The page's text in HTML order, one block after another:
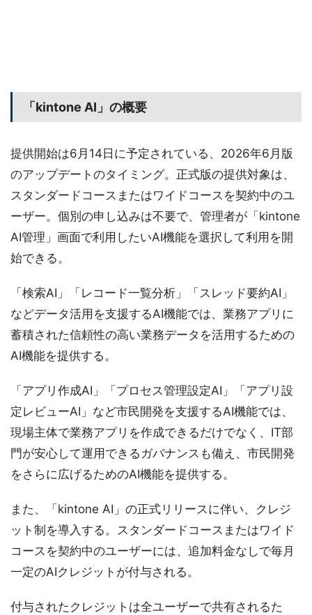
「kintone AI」の概要
提供開始は6月14日に予定されている、2026年6月版
のアップデートのタイミング。正式版の提供対象は、
スタンダードコースまたはワイドコースを契約中のユ
ーザー。個別の申し込みは不要で、管理者が「kintone
AI管理」画面で利用したいAI機能を選択して利用を開
始できる。
「検索AI」「レコード一覧分析」「スレッド要約AI」
などデータ活用を支援するAI機能では、業務アプリに
蓄積された信頼性の高い業務データを活用するための
AI機能を提供する。
「アプリ作成AI」「プロセス管理設定AI」「アプリ設
定レビューAI」など市民開発を支援するAI機能では、
現場主体で業務アプリを作成できるだけでなく、IT部
門が安心して運用できるガバナンスも備え、市民開発
をさらに広げるためのAI機能を提供する。
また、「kintone AI」の正式リリースに伴い、クレジ
ット制を導入する。スタンダードコースまたはワイド
コースを契約中のユーザーには、追加料金なしで毎月
一定のAIクレジットが付与される。
付与されたクレジットは全ユーザーで共有されるた